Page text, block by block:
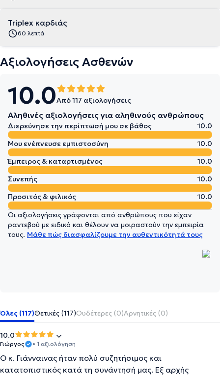
Triplex καρδιάς
60 λεπτά
Αξιολογήσεις Ασθενών
10.0Από 117 αξιολογήσεις
Αληθινές αξιολογήσεις για αληθινούς ανθρώπους
Διερεύνησε την περίπτωσή μου σε βάθος
10.0
Μου ενέπνευσε εμπιστοσύνη
10.0
Έμπειρος & καταρτισμένος
10.0
Συνεπής
10.0
Προσιτός & φιλικός
10.0
Οι αξιολογήσεις γράφονται από ανθρώπους που είχαν
ραντεβού με ειδικό και θέλουν να μοιραστούν την εμπειρία
τους. Μάθε πώς διασφαλίζουμε την αυθεντικότητά τους
Όλες (117)Θετικές (117)Ουδέτερες (0)Αρνητικές (0)
10.0
Γιώργος • 1 αξιολόγηση
Ο κ. Γιάνναινας ήταν πολύ συζητήσιμος και
κατατοπιστικός κατά τη συνάντησή μας. Εξ αρχής